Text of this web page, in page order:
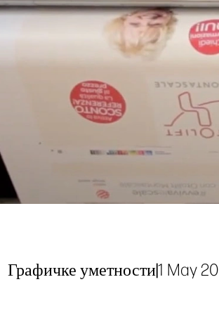
Графичке уметности|1 May